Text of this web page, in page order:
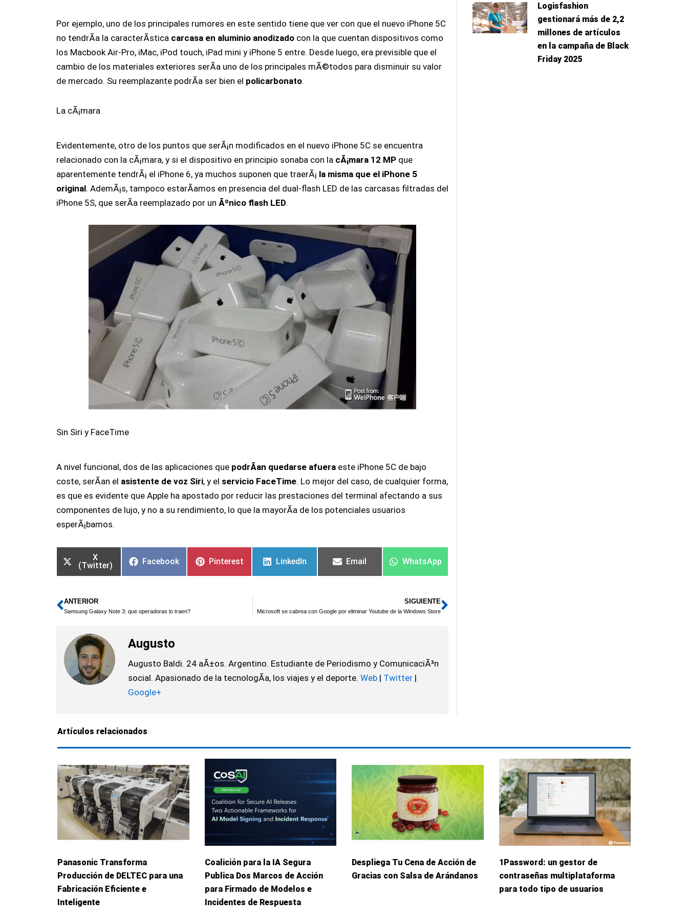
Por ejemplo, uno de los principales rumores en este sentido tiene que ver con que el nuevo iPhone 5C
no tendrÃ­a la caracterÃ­stica carcasa en aluminio anodizado con la que cuentan dispositivos como
los Macbook Air-Pro, iMac, iPod touch, iPad mini y iPhone 5 entre. Desde luego, era previsible que el
cambio de los materiales exteriores serÃ­a uno de los principales mÃ©todos para disminuir su valor
de mercado. Su reemplazante podrÃ­a ser bien el policarbonato.
La cÃ¡mara
Evidentemente, otro de los puntos que serÃ¡n modificados en el nuevo iPhone 5C se encuentra
relacionado con la cÃ¡mara, y si el dispositivo en principio sonaba con la cÃ¡mara 12 MP que
aparentemente tendrÃ¡ el iPhone 6, ya muchos suponen que traerÃ¡ la misma que el iPhone 5
original. AdemÃ¡s, tampoco estarÃ­amos en presencia del dual-flash LED de las carcasas filtradas del
iPhone 5S, que serÃ­a reemplazado por un Ãºnico flash LED.
Sin Siri y FaceTime
A nivel funcional, dos de las aplicaciones que podrÃ­an quedarse afuera este iPhone 5C de bajo
coste, serÃ­an el asistente de voz Siri, y el servicio FaceTime. Lo mejor del caso, de cualquier forma,
es que es evidente que Apple ha apostado por reducir las prestaciones del terminal afectando a sus
componentes de lujo, y no a su rendimiento, lo que la mayorÃ­a de los potenciales usuarios
esperÃ¡bamos.
X
(Twitter)
Facebook Pinterest LinkedIn Email WhatsApp
Ant
ANTERIOR
Samsung Galaxy Note 3: que operadoras lo traen?
SIGUIENTE
Microsoft se cabrea con Google por eliminar Youtube de la Windows StoreSiguiente
Augusto
Augusto Baldi. 24 aÃ±os. Argentino. Estudiante de Periodismo y ComunicaciÃ³n
social. Apasionado de la tecnologÃ­a, los viajes y el deporte.Web | Twitter |
Google+
Logisfashion
gestionará más de 2,2
millones de artículos
en la campaña de Black
Friday 2025
Artículos relacionados
Panasonic Transforma
Producción de DELTEC para una
Fabricación Eficiente e
Inteligente
Coalición para la IA Segura
Publica Dos Marcos de Acción
para Firmado de Modelos e
Incidentes de Respuesta
Despliega Tu Cena de Acción de
Gracias con Salsa de Arándanos
1Password: un gestor de
contraseñas multiplataforma
para todo tipo de usuarios